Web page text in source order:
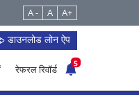
A - A A+
डाउनलोड लोन ऐप
रेफरल रिवॉर्ड
5